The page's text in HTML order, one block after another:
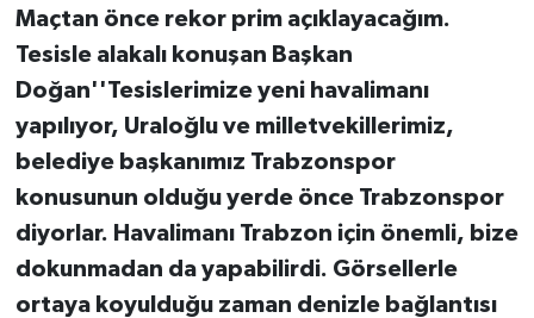
Maçtan önce rekor prim açıklayacağım.
Tesisle alakalı konuşan Başkan
Doğan''Tesislerimize yeni havalimanı
yapılıyor, Uraloğlu ve milletvekillerimiz,
belediye başkanımız Trabzonspor
konusunun olduğu yerde önce Trabzonspor
diyorlar. Havalimanı Trabzon için önemli, bize
dokunmadan da yapabilirdi. Görsellerle
ortaya koyulduğu zaman denizle bağlantısı